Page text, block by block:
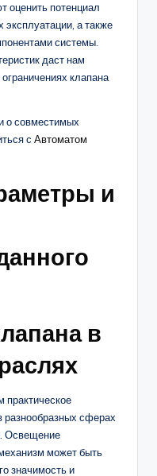
оценить потенциал
эксплуатации, а также
системы.
даст нам
клапана
о совместимых
с Автоматом
и
в
разнообразных сферах
Освещение
может быть
значимость и